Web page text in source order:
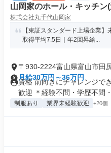
山岡家のホール・キッチン
株式会社丸千代山岡家
【東証スタンダード上場企業
取得平均7.5日｜年2回昇給...
〒930-2224富山県富山市田
月給30万円～36万円
資格 前向きにチャレンジで
歓迎 ＊経験不問・学歴不問・
制服あり 業界未経験歓迎 +20個